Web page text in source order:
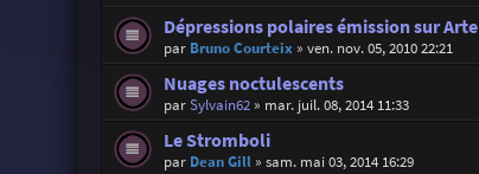
Dépressions polaires émission sur Arte
par Bruno Courteix» ven. nov. 05, 2010 22:21
Nuages noctulescents
parSylvain62» mar. juil. 08, 2014 11:33
Le Stromboli
par Dean Gill» sam. mai 03, 2014 16:29